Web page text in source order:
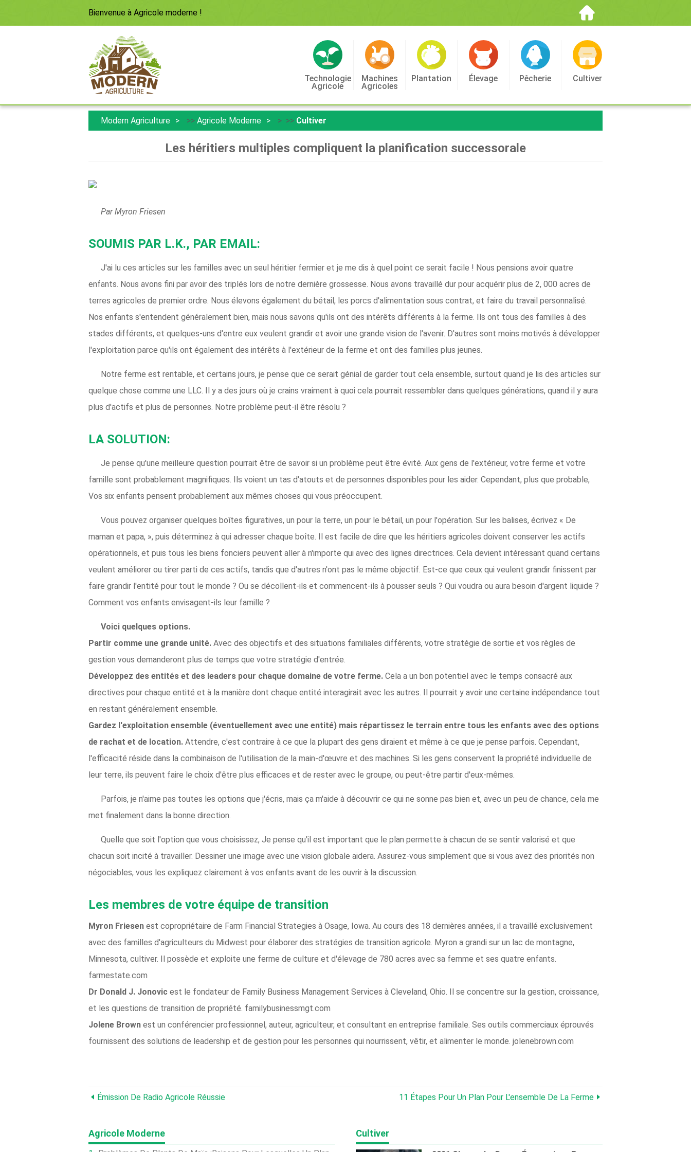
Bienvenue à Agricole moderne !
Technologie
Agricole
Machines
Agricoles
Plantation Élevage Pêcherie Cultiver
Modern Agriculture >> Agricole Moderne > >> Cultiver
Les héritiers multiples compliquent la planification successorale
Par Myron Friesen
SOUMIS PAR L.K., PAR EMAIL:
J'ai lu ces articles sur les familles avec un seul héritier fermier et je me dis à quel point ce serait facile ! Nous pensions avoir quatre
enfants. Nous avons fini par avoir des triplés lors de notre dernière grossesse. Nous avons travaillé dur pour acquérir plus de 2, 000 acres de
terres agricoles de premier ordre. Nous élevons également du bétail, les porcs d'alimentation sous contrat, et faire du travail personnalisé.
Nos enfants s'entendent généralement bien, mais nous savons qu'ils ont des intérêts différents à la ferme. Ils ont tous des familles à des
stades différents, et quelques-uns d'entre eux veulent grandir et avoir une grande vision de l'avenir. D'autres sont moins motivés à développer
l'exploitation parce qu'ils ont également des intérêts à l'extérieur de la ferme et ont des familles plus jeunes.
Notre ferme est rentable, et certains jours, je pense que ce serait génial de garder tout cela ensemble, surtout quand je lis des articles sur
quelque chose comme une LLC. Il y a des jours où je crains vraiment à quoi cela pourrait ressembler dans quelques générations, quand il y aura
plus d'actifs et plus de personnes. Notre problème peut-il être résolu ?
LA SOLUTION:
Je pense qu'une meilleure question pourrait être de savoir si un problème peut être évité. Aux gens de l'extérieur, votre ferme et votre
famille sont probablement magnifiques. Ils voient un tas d'atouts et de personnes disponibles pour les aider. Cependant, plus que probable,
Vos six enfants pensent probablement aux mêmes choses qui vous préoccupent.
Vous pouvez organiser quelques boîtes figuratives, un pour la terre, un pour le bétail, un pour l'opération. Sur les balises, écrivez « De
maman et papa, », puis déterminez à qui adresser chaque boîte. Il est facile de dire que les héritiers agricoles doivent conserver les actifs
opérationnels, et puis tous les biens fonciers peuvent aller à n'importe qui avec des lignes directrices. Cela devient intéressant quand certains
veulent améliorer ou tirer parti de ces actifs, tandis que d'autres n'ont pas le même objectif. Est-ce que ceux qui veulent grandir finissent par
faire grandir l'entité pour tout le monde ? Ou se décollent-ils et commencent-ils à pousser seuls ? Qui voudra ou aura besoin d'argent liquide ?
Comment vos enfants envisagent-ils leur famille ?
Voici quelques options.
Partir comme une grande unité. Avec des objectifs et des situations familiales différents, votre stratégie de sortie et vos règles de
gestion vous demanderont plus de temps que votre stratégie d'entrée.
Développez des entités et des leaders pour chaque domaine de votre ferme. Cela a un bon potentiel avec le temps consacré aux
directives pour chaque entité et à la manière dont chaque entité interagirait avec les autres. Il pourrait y avoir une certaine indépendance tout
en restant généralement ensemble.
Gardez l'exploitation ensemble (éventuellement avec une entité) mais répartissez le terrain entre tous les enfants avec des options
de rachat et de location. Attendre, c'est contraire à ce que la plupart des gens diraient et même à ce que je pense parfois. Cependant,
l'efficacité réside dans la combinaison de l'utilisation de la main-d'œuvre et des machines. Si les gens conservent la propriété individuelle de
leur terre, ils peuvent faire le choix d'être plus efficaces et de rester avec le groupe, ou peut-être partir d'eux-mêmes.
Parfois, je n'aime pas toutes les options que j'écris, mais ça m'aide à découvrir ce qui ne sonne pas bien et, avec un peu de chance, cela me
met finalement dans la bonne direction.
Quelle que soit l'option que vous choisissez, Je pense qu'il est important que le plan permette à chacun de se sentir valorisé et que
chacun soit incité à travailler. Dessiner une image avec une vision globale aidera. Assurez-vous simplement que si vous avez des priorités non
négociables, vous les expliquez clairement à vos enfants avant de les ouvrir à la discussion.
Les membres de votre équipe de transition
Myron Friesen est copropriétaire de Farm Financial Strategies à Osage, Iowa. Au cours des 18 dernières années, il a travaillé exclusivement
avec des familles d'agriculteurs du Midwest pour élaborer des stratégies de transition agricole. Myron a grandi sur un lac de montagne,
Minnesota, cultiver. Il possède et exploite une ferme de culture et d'élevage de 780 acres avec sa femme et ses quatre enfants.
farmestate.com
Dr Donald J. Jonovic est le fondateur de Family Business Management Services à Cleveland, Ohio. Il se concentre sur la gestion, croissance,
et les questions de transition de propriété. familybusinessmgt.com
Jolene Brown est un conférencier professionnel, auteur, agriculteur, et consultant en entreprise familiale. Ses outils commerciaux éprouvés
fournissent des solutions de leadership et de gestion pour les personnes qui nourrissent, vêtir, et alimenter le monde. jolenebrown.com
Émission De Radio Agricole Réussie 11 Étapes Pour Un Plan Pour L'ensemble De La Ferme
Agricole Moderne Cultiver